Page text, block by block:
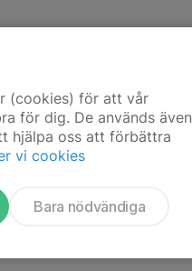
(cookies) för att vår
för dig. De används även
hjälpa oss att förbättra
vi cookies
Bara nödvändiga